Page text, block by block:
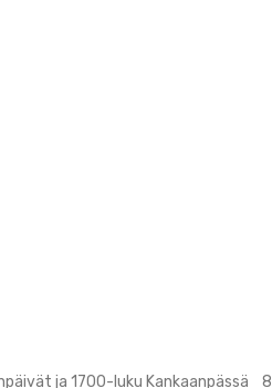
ja 1700-luku Kankaanpässä 8